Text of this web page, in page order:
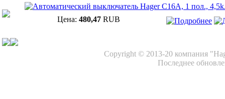
Цена: 480,47 RUB
Copyright © 2013-20 компания
Последнее